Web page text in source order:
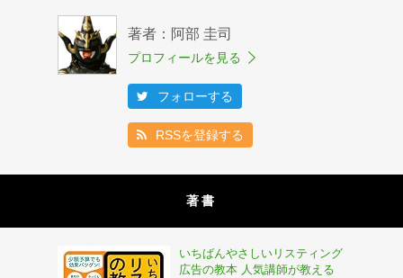
著者：阿部 圭司
プロフィールを見る
フォローする
RSSを登録する
著書
いちばんやさしいリスティング
広告の教本 人気講師が教える